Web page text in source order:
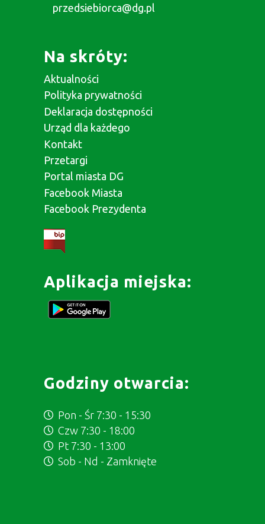
przedsiebiorca@dg.pl
Na skróty:
Aktualności
Polityka prywatności
Deklaracja dostępności
Urząd dla każdego
Kontakt
Przetargi
Portal miasta DG
Facebook Miasta
Facebook Prezydenta
Aplikacja miejska:
Godziny otwarcia:
Pon - Śr 7:30 - 15:30
Czw 7:30 - 18:00
Pt 7:30 - 13:00
Sob - Nd - Zamknięte